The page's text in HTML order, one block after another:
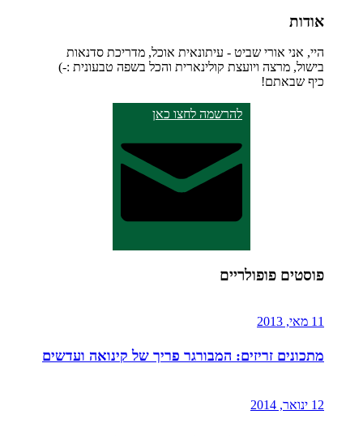
אודות
היי, אני אורי שביט - עיתונאית אוכל, מדריכת סדנאות
בישול, מרצה ויועצת קולינארית והכל בשפה טבעונית :-)
כיף שבאתם!
להרשמה לחצו כאן
פוסטים פופולריים
11 מאי, 2013
מתכונים זריזים: המבורגר פריך של קינואה ועדשים
12 ינואר, 2014